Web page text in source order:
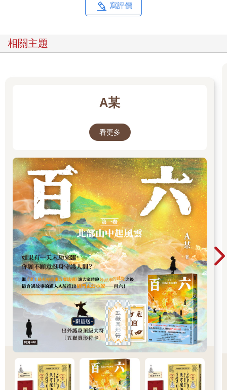
然而，充滿實證精神的史威登堡在五十七歲時的某次倫敦之旅，
被上帝賦予了特殊能力，發生了不可思議的經歷，這個親身經驗
後來他從自身的經驗出發，輔以長年的科學邏輯訓練，撰述了好
幾本的《靈界見聞錄》告訴世人：死亡並非結束，靈魂雖然不具
使靈帶去靈界一遊，讓他見識到靈界是真實存在的。由於他深厚
記錄下來，如今，他的這些著作的部份，還被珍藏在大英博物館
史威登堡告訴我們：「在我們以肉體感知、理解的這個世界的反
面，其實有個靈界存在，就在我們身邊，和我們的世界緊密連
接，就像是硬幣的兩面一樣。人過世後只不過是將衰老的肉體留
在物質界，讓凋零的肉體回歸塵土，而肉體裡的靈擺脫肉體的枷
鎖，自由自在地前往了靈界、永居於天堂，來到了適合這個靈永
生的天地。」
所以，史威登堡說人過世後並不是消逝，靈會永久存在。還擁有
肉體的我們是住在肉身裡的靈；死亡，不過是從此不再使用肉體
這個工具。死亡，是靈擺脫了肉體，啟程前往靈界罷了。
那麼我們所看到的「雲彩異相」，是否就是我們親愛的家人朋友
過世後的靈魂顯現了呢？可以這麼說，因為剛過世的靈還保留人
世間的習慣與留念人世間的事物，祂們會前往靈界最前哨的「精
靈界」，那裡是最靠近人世間的地方。在那裡，讓祂們慢慢了解
自己的變化，理解靈界的運作後，就會漸漸地前往適合自己的新
或許有人感受過幽靈，有些幽靈已經離世很久很久了，但是還是
留戀著人世，不時出現在與人類共存的世界。這又是為什麼呢？
在精靈界停留的時間，是依每個靈的狀況而異，早一點接受自己
已經過世的事實且悟性高的靈，可以早一點進入到下一個階段，
某些放不下的靈就得多花一點時間。
所以，還留在人世的我們，或許不要讓過世的親友太掛心，可以
寫評價
相關主題
A某
看更多